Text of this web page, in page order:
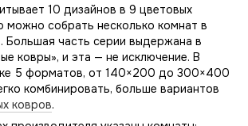
10 дизайнов в 9 цветовых
можно собрать несколько комнат в
Большая часть серии выдержана в
ковры», и эта — не исключение. В
5 форматов, от 140×200 до 300×400
комбинировать, больше вариантов
ковров.